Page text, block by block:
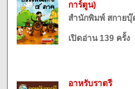
การ์ตูน)
สำนักพิมพ์ สกายบุ๊
เปิดอ่าน 139 ครั้ง
อาหรับราตรี